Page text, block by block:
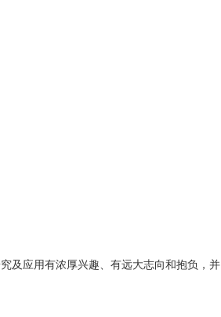
及应用有浓厚兴趣、有远大志向和抱负，并